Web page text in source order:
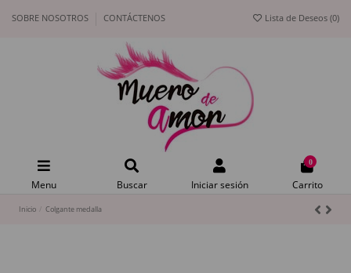
SOBRE NOSOTROS CONTÁCTENOS Lista de Deseos (0)
Menu Buscar Iniciar sesión
0
Carrito
Inicio Colgante medalla